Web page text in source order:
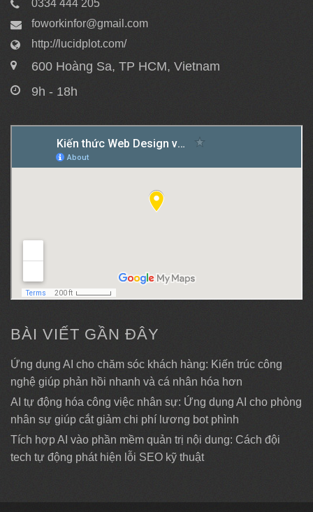
0334 444 205
foworkinfor@gmail.com
http://lucidplot.com/
600 Hoàng Sa, TP HCM, Vietnam
9h - 18h
BÀI VIẾT GẦN ĐÂY
Ứng dụng AI cho chăm sóc khách hàng: Kiến trúc công
nghệ giúp phản hồi nhanh và cá nhân hóa hơn
AI tự động hóa công việc nhân sự: Ứng dụng AI cho phòng
nhân sự giúp cắt giảm chi phí lương bot phình
Tích hợp AI vào phần mềm quản trị nội dung: Cách đội
tech tự động phát hiện lỗi SEO kỹ thuật